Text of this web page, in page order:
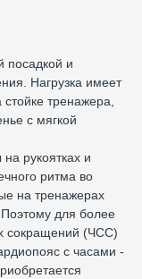
посадкой и
Нагрузка имеет
тренажера,
с мягкой
рукоятках и
ритма во
на тренажерах
для более
сокращений (ЧСС)
с часами -